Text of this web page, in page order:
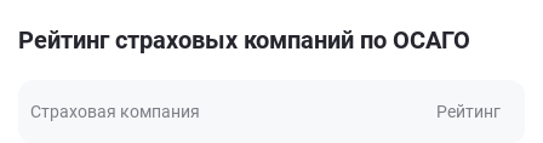
Рейтинг страховых компаний по ОСАГО
Страховая компания Рейтинг